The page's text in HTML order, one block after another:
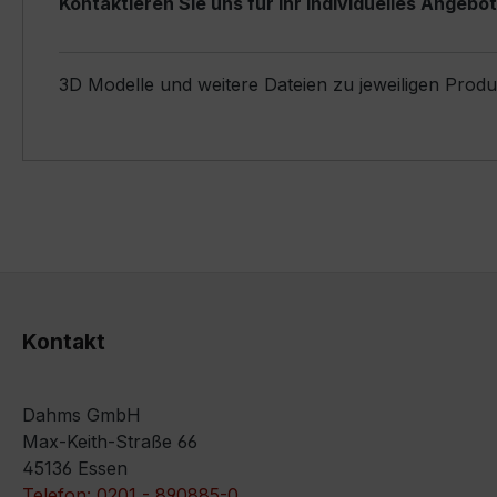
3D Modelle und weitere Dateien zu jeweiligen
Kontakt
Dahms GmbH
Max-Keith-Straße 66
45136 Essen